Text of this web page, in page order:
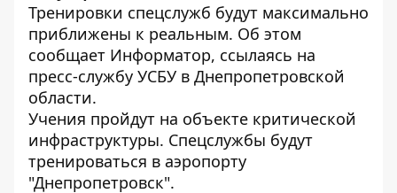
Тренировки спецслужб будут максимально
приближены к реальным. Об этом
сообщает Информатор, ссылаясь на
пресс-службу УСБУ в Днепропетровской
области.
Учения пройдут на объекте критической
инфраструктуры. Спецслужбы будут
тренироваться в аэропорту
"Днепропетровск".